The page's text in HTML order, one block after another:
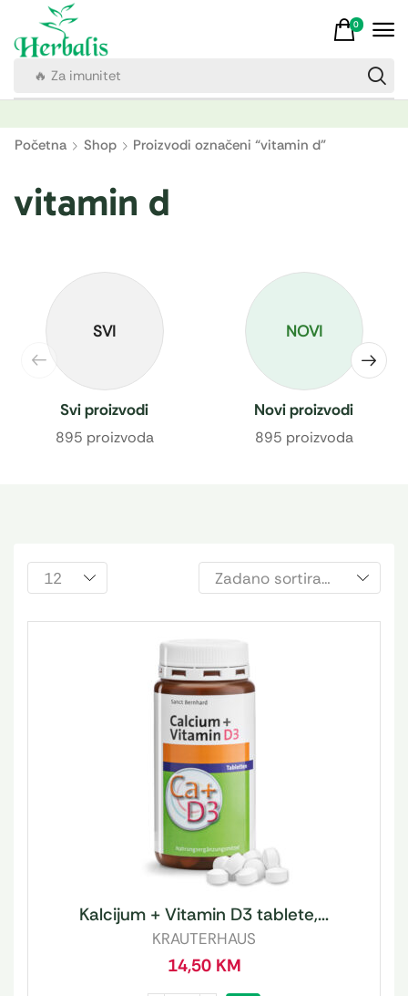
🔥 Za imunitet
0
Početna Shop Proizvodi označeni “vitamin d”
vitamin d
SVI
Svi proizvodi
895 proizvoda
NOVI
Novi proizvodi
895 proizvoda
Kalcijum + Vitamin D3 tablete,...
KRAUTERHAUS
14,50 KM